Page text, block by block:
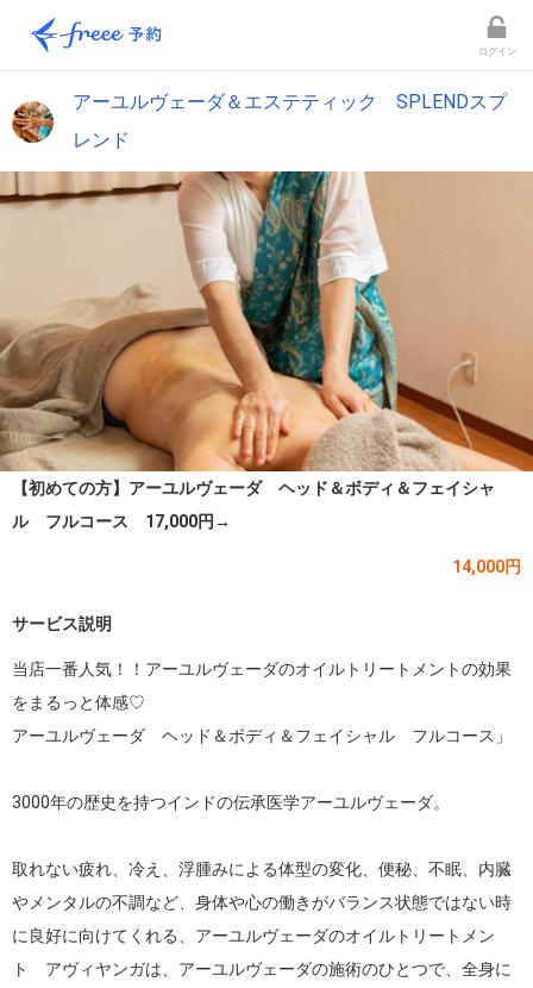
ログイン
アーユルヴェーダ＆エステティック SPLENDスプ
レンド
【初めての方】アーユルヴェーダ ヘッド＆ボディ＆フェイシャ
ル フルコース 17,000円→
14,000円
サービス説明
当店一番人気！！アーユルヴェーダのオイルトリートメントの効果
をまるっと体感♡
アーユルヴェーダ　ヘッド＆ボディ＆フェイシャル　フルコース」
3000年の歴史を持つインドの伝承医学アーユルヴェーダ。
取れない疲れ、冷え、浮腫みによる体型の変化、便秘、不眠、内臓
やメンタルの不調など、身体や心の働きがバランス状態ではない時
に良好に向けてくれる、アーユルヴェーダのオイルトリートメン
ト　アヴィヤンガは、アーユルヴェーダの施術のひとつで、全身に